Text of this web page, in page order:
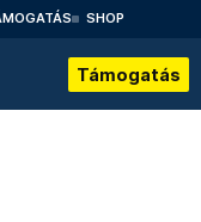
SHOP
Támogatás